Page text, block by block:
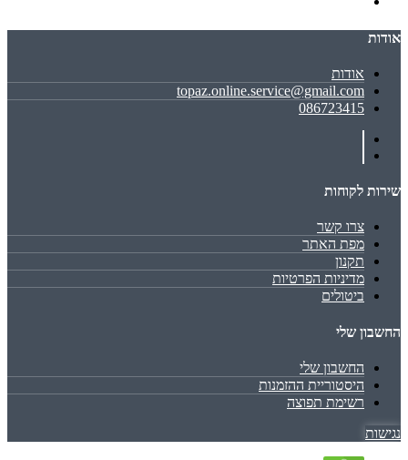
אודות
אודות
topaz.online.service@gmail.com
086723415
שירות לקוחות
צרו קשר
מפת האתר
תקנון
מדיניות הפרטיות
ביטולים
החשבון שלי
החשבון שלי
היסטוריית ההזמנות
רשימת תפוצה
נגישות